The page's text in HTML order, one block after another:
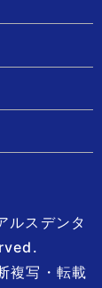
スデンタ
複写・転載